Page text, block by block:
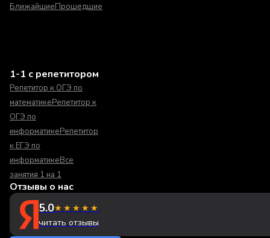
БлижайшиеПрошедшие
1-1 с репетитором
Репетитор к ОГЭ по
математикеРепетитор к
ОГЭ по
информатикеРепетитор
к ЕГЭ по
информатикеВсе
занятия 1 на 1
Отзывы о нас
5.0★★★★★
читать отзывы